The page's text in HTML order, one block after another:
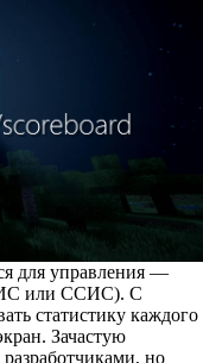
для управления —
или ССИС). С
статистику каждого
Зачастую
но